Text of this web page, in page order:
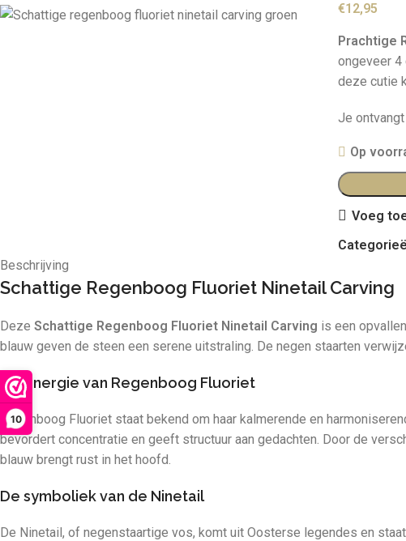
10
€12,95
Prachtige
ongeveer 4
deze cutie
Je
Op
Voeg
Beschrijving
Schattige Regenboog Fluoriet Ninetail Carving
Deze Schattige Regenboog Fluoriet Ninetail Carving is een
blauw geven de steen een serene uitstraling. De negen staarten
De energie van Regenboog Fluoriet
Regenboog Fluoriet staat bekend om haar kalmerende en
bevordert concentratie en geeft structuur aan gedachten. Door de
blauw brengt rust in het hoofd.
De symboliek van de Ninetail
De Ninetail, of negenstaartige vos, komt uit Oosterse legendes en